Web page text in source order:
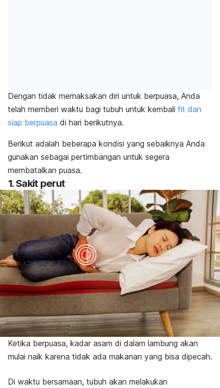
Dengan tidak memaksakan diri untuk berpuasa, Anda
telah memberi waktu bagi tubuh untuk kembali fit dan
siap berpuasa di hari berikutnya.
Berikut adalah beberapa kondisi yang sebaiknya Anda
gunakan sebagai pertimbangan untuk segera
membatalkan puasa.
1. Sakit perut
Ketika berpuasa, kadar asam di dalam lambung akan
mulai naik karena tidak ada makanan yang bisa dipecah.
Di waktu bersamaan, tubuh akan melakukan